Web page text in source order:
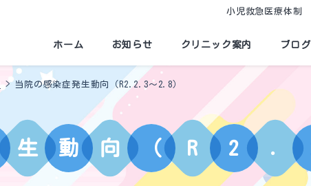
小児救急医療体制
ホーム お知らせ クリニック案内 ブログ
> 当院の感染症発生動向（R2.2.3～2.8）
生 動 向 （ R 2 .